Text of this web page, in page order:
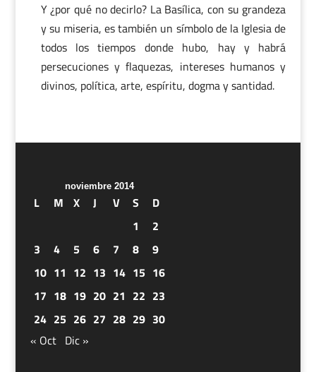
Y ¿por qué no decirlo? La Basílica, con su grandeza
y su miseria, es también un símbolo de la Iglesia de
todos los tiempos donde hubo, hay y habrá
persecuciones y flaquezas, intereses humanos y
divinos, política, arte, espíritu, dogma y santidad.
noviembre 2014
L M X J V S
D
1
2
3
4 5 6 7 8
9
10 11 12 13 14 15 16
17 18 19 20 21 22 23
24 25 26 27 28 29 30
« Oct Dic »